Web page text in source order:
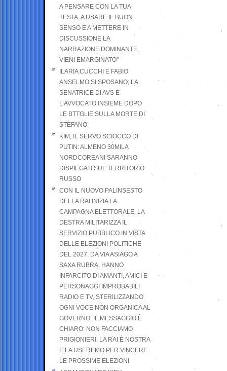
A PENSARE CON LA TUA
TESTA, A USARE IL BUON
SENSO E A METTERE IN
DISCUSSIONE LA
NARRAZIONE DOMINANTE,
VIENI EMARGINATO”
ILARIA CUCCHI E FABIO
ANSELMO SI SPOSANO; LA
SENATRICE DI AVS E
L’AVVOCATO INSIEME DOPO
LE BTTGLIE SULLA MORTE DI
STEFANO
KIM, IL SERVO SCIOCCO DI
PUTIN: ALMENO 30MILA
NORDCOREANI SARANNO
DISPIEGATI SUL TERRITORIO
RUSSO
CON IL NUOVO PALINSESTO
DELLA RAI INIZIA LA
CAMPAGNA ELETTORALE. LA
DESTRA MILITARIZZA IL
SERVIZIO PUBBLICO IN VISTA
DELLE ELEZIONI POLITICHE
DEL 2027: DA VIA ASIAGO A
SAXA RUBRA, HANNO
INFARCITO DI AMANTI, AMICI E
PERSONAGGI IMPROBABILI
RADIO E TV, STERILIZZANDO
OGNI VOCE NON ORGANICA AL
GOVERNO. IL MESSAGGIO È
CHIARO: NON FACCIAMO
PRIGIONIERI. LA RAI È NOSTRA
E LA USEREMO PER VINCERE
LE PROSSIME ELEZIONI